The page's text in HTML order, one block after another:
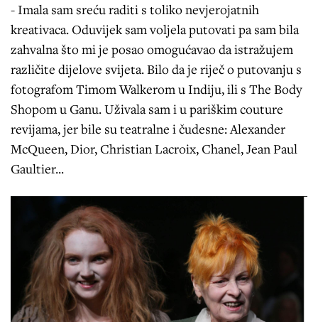
- Imala sam sreću raditi s toliko nevjerojatnih
kreativaca. Oduvijek sam voljela putovati pa sam bila
zahvalna što mi je posao omogućavao da istražujem
različite dijelove svijeta. Bilo da je riječ o putovanju s
fotografom Timom Walkerom u Indiju, ili s The Body
Shopom u Ganu. Uživala sam i u pariškim couture
revijama, jer bile su teatralne i čudesne: Alexander
McQueen, Dior, Christian Lacroix, Chanel, Jean Paul
Gaultier...